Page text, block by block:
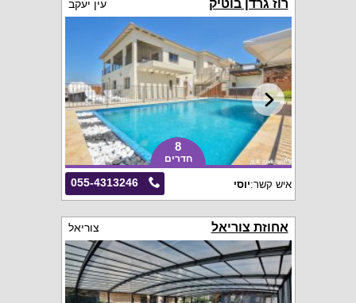
רוז גרדן בוטיק עין יעקב
8
חדרים
055-4313246 איש קשר:יוסי
אחוזת צוריאל צוריאל